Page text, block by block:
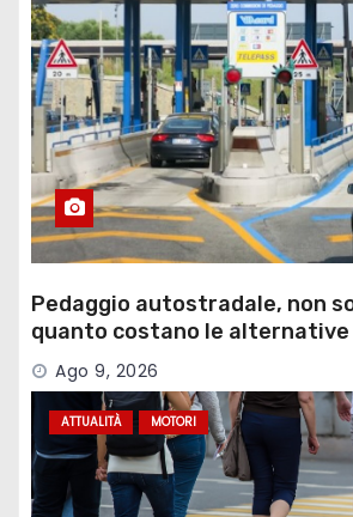
Pedaggio autostradale, non
quanto costano le alternative
funzionano
Ago 9, 2026
ATTUALITÀ MOTORI